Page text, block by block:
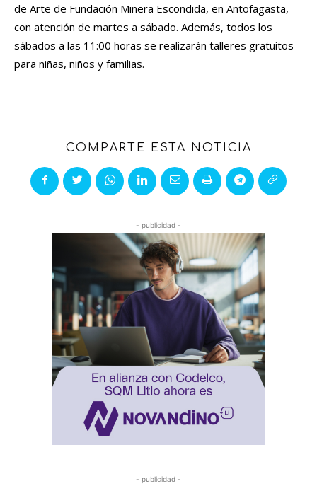
de Arte de Fundación Minera Escondida, en Antofagasta,
con atención de martes a sábado. Además, todos los
sábados a las 11:00 horas se realizarán talleres gratuitos
para niñas, niños y familias.
COMPARTE ESTA NOTICIA
- publicidad -
- publicidad -